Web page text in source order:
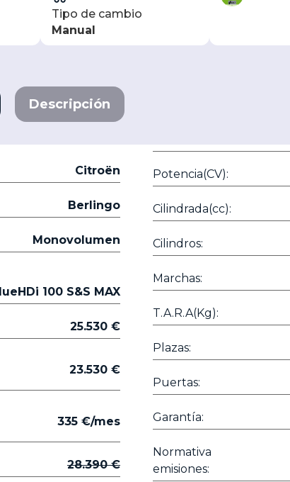
Tipo de cambio
Manual
Descripción
Citroën
Berlingo
Monovolumen
100 S&S MAX
25.530 €
23.530 €
335 €/mes
28.390 €
Potencia(CV):
Cilindrada(cc):
Cilindros:
Marchas:
T.A.R.A(Kg):
Plazas:
Puertas:
Garantía:
Normativa
emisiones: